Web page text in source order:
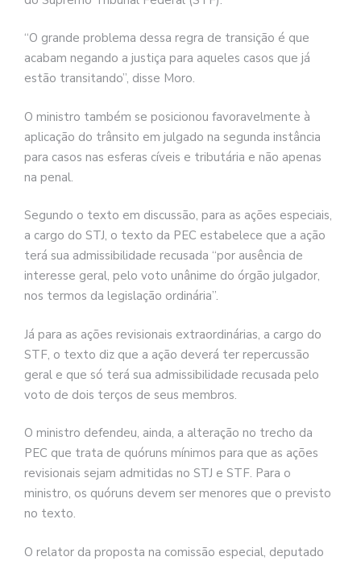
“O grande problema dessa regra de transição é que
acabam negando a justiça para aqueles casos que já
estão transitando”, disse Moro.
O ministro também se posicionou favoravelmente à
aplicação do trânsito em julgado na segunda instância
para casos nas esferas cíveis e tributária e não apenas
na penal.
Segundo o texto em discussão, para as ações especiais,
a cargo do STJ, o texto da PEC estabelece que a ação
terá sua admissibilidade recusada “por ausência de
interesse geral, pelo voto unânime do órgão julgador,
nos termos da legislação ordinária”.
Já para as ações revisionais extraordinárias, a cargo do
STF, o texto diz que a ação deverá ter repercussão
geral e que só terá sua admissibilidade recusada pelo
voto de dois terços de seus membros.
O ministro defendeu, ainda, a alteração no trecho da
PEC que trata de quóruns mínimos para que as ações
revisionais sejam admitidas no STJ e STF. Para o
ministro, os quóruns devem ser menores que o previsto
no texto.
O relator da proposta na comissão especial, deputado